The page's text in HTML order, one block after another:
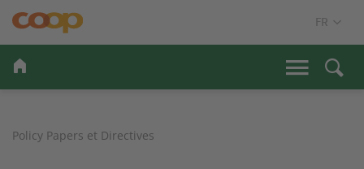
Policy Papers et Directives